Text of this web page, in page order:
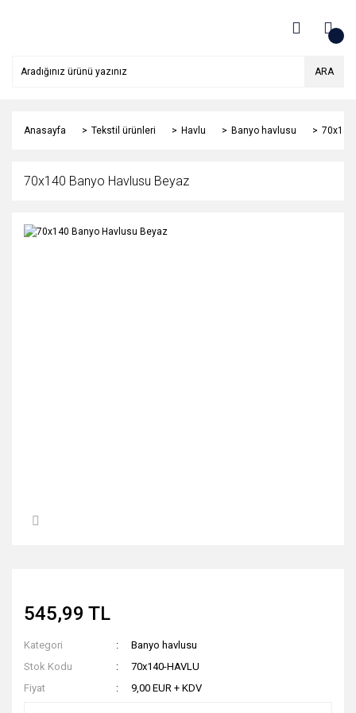
ARA
Anasayfa Tekstil ürünleri Havlu Banyo havlusu
70x140 Banyo Havlusu Beyaz
545,99 TL
Kategori
Banyo havlusu
Stok Kodu
70x140-HAVLU
Fiyat
9,00 EUR + KDV